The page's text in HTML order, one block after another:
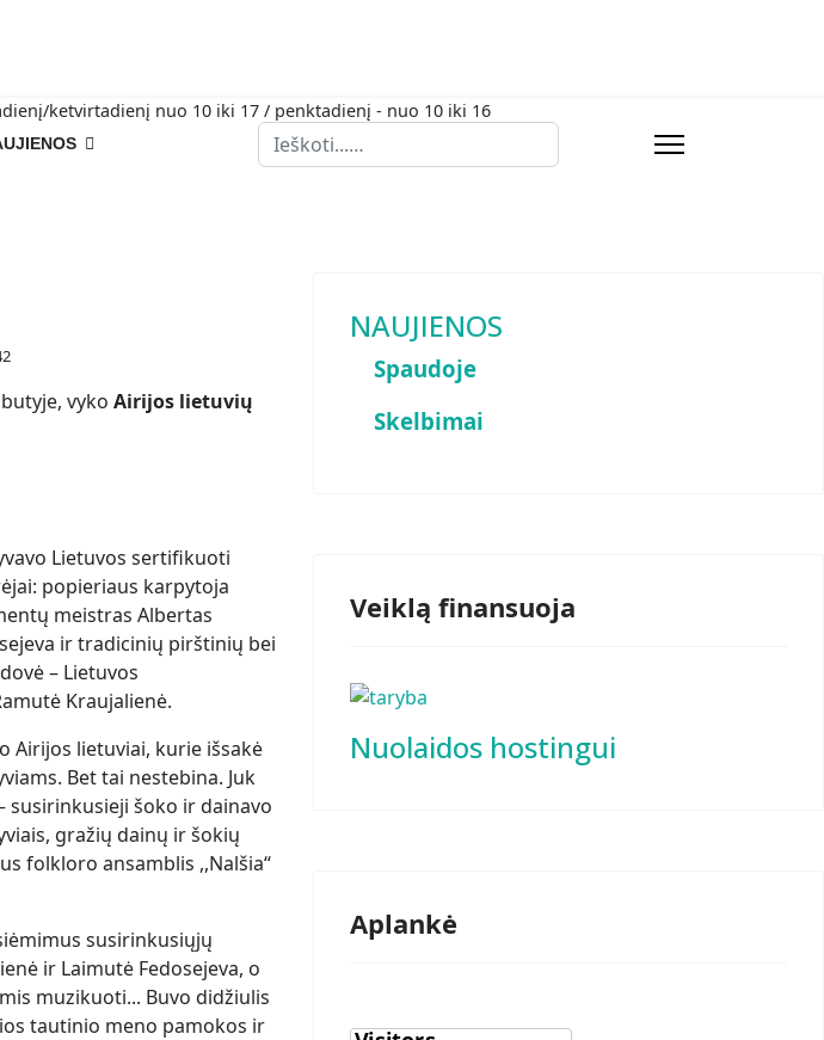
Paieška
ketvirtadienį nuo 10 iki 17 / penktadienį - nuo 10 iki 16
vyko Airijos lietuvių
Lietuvos sertifikuoti
popieriaus karpytoja
meistras Albertas
ir tradicinių pirštinių bei
– Lietuvos
Kraujalienė.
Airijos lietuviai, kurie išsakė
Bet tai nestebina. Juk
susirinkusieji šoko ir dainavo
gražių dainų ir šokių
folkloro ansamblis ,,Nalšia“
susirinkusiųjų
ir Laimutė Fedosejeva, o
muzikuoti... Buvo didžiulis
tautinio meno pamokos ir
NAUJIENOS
Spaudoje
Skelbimai
Veiklą finansuoja
Nuolaidos hostingui
Aplankė